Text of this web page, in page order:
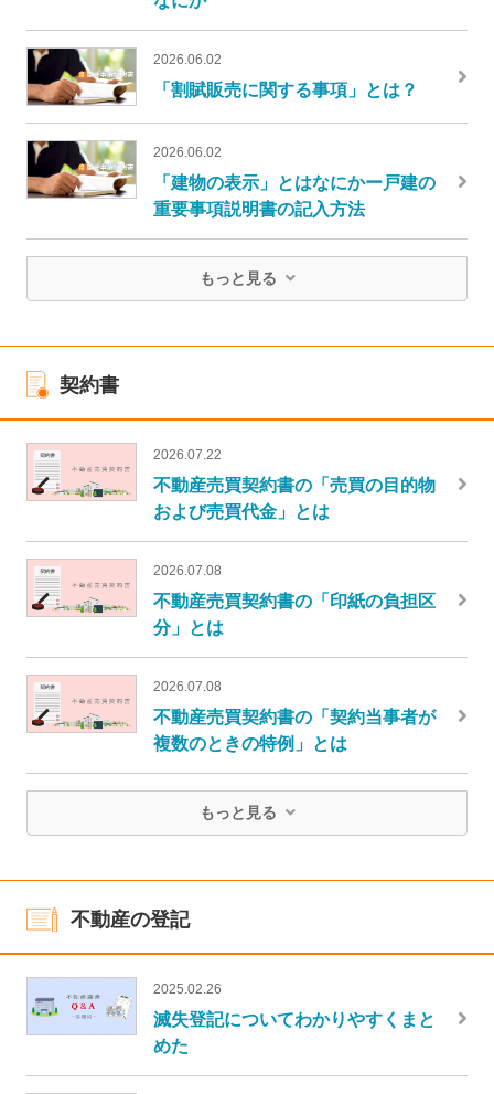
2026.06.02
「割賦販売に関する事項」とは？
2026.06.02
「建物の表示」とはなにかー戸建の
重要事項説明書の記入方法
もっと見る
契約書
2026.07.22
不動産売買契約書の「売買の目的物
および売買代金」とは
2026.07.08
不動産売買契約書の「印紙の負担区
分」とは
2026.07.08
不動産売買契約書の「契約当事者が
複数のときの特例」とは
もっと見る
不動産の登記
2025.02.26
滅失登記についてわかりやすくまと
めた